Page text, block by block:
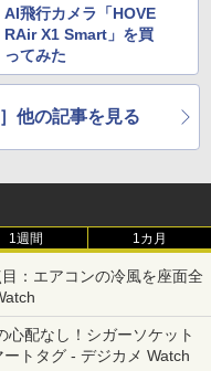
AI飛行カメラ「HOVE
RAir X1 Smart」を買
ってみた
他の記事を見る
1週間 1カ月
：エアコンの冷風を座面全
心配なし！シガーソケット
トタグ - デジカメ Watch